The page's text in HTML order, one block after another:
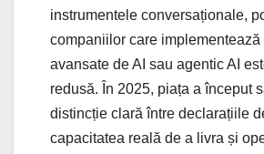
instrumentele conversaționale,
companiilor care implementează
avansate de AI sau agentic AI
redusă. În 2025, piața a început
distincție clară între declarațiile
capacitatea reală de a livra și